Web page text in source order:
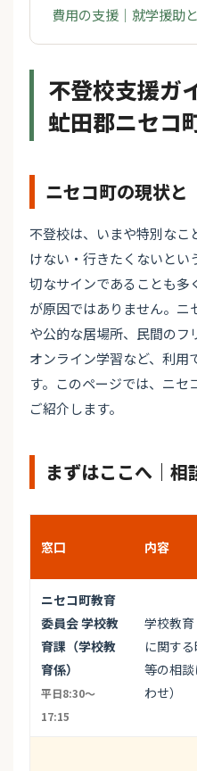
費用の支援｜就学援助
不登校支援ガ
虻田郡ニセコ
ニセコ町の現状と
不登校は、いまや特別なこ
けない・行きたくないと
切なサインであることも多
が原因ではありません。ニ
や公的な居場所、民間のフ
オンライン学習など、利用
す。このページでは、ニセ
ご紹介します。
まずはここへ｜相
窓口 内容
ニセコ町教育
委員会 学校教
育課（学校教
育係）
平日8:30～
17:15
学校教
に関す
等の相
わせ）